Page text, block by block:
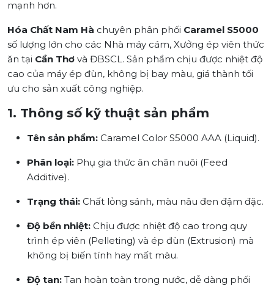
mạnh hơn.
Hóa Chất Nam Hà chuyên phân phối Caramel S5000
số lượng lớn cho các Nhà máy cám, Xưởng ép viên thức
ăn tại Cần Thơ và ĐBSCL. Sản phẩm chịu được nhiệt độ
cao của máy ép đùn, không bị bay màu, giá thành tối
ưu cho sản xuất công nghiệp.
1. Thông số kỹ thuật sản phẩm
Tên sản phẩm: Caramel Color S5000 AAA (Liquid).
Phân loại: Phụ gia thức ăn chăn nuôi (Feed
Additive).
Trạng thái: Chất lỏng sánh, màu nâu đen đậm đặc.
Độ bền nhiệt: Chịu được nhiệt độ cao trong quy
trình ép viên (Pelleting) và ép đùn (Extrusion) mà
không bị biến tính hay mất màu.
Độ tan: Tan hoàn toàn trong nước, dễ dàng phối